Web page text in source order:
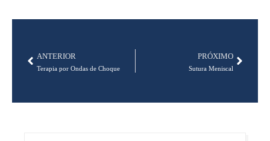
ANTERIOR
Terapia por Ondas de Choque
PRÓXIMO
Sutura Meniscal